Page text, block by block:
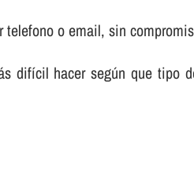
telefono o email, sin
difí­cil hacer según que tipo